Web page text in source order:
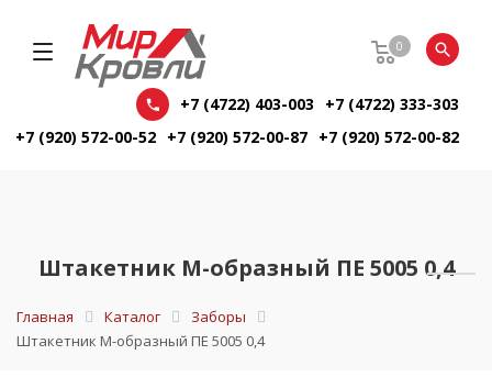
0
+7 (4722) 403-003
+7 (4722) 333-303
+7 (920) 572-00-52 +7 (920) 572-00-87 +7 (920) 572-00-82
Штакетник М-образный ПЕ 5005 0,4
Главная Каталог
Заборы
Штакетник М-образный ПЕ 5005 0,4